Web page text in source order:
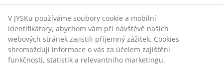
V JYSKu používáme soubory cookie a mobilní
identifikátory, abychom vám při návštěvě našich
webových stránek zajistili příjemný zážitek. Cookies
shromažďují informace o vás za účelem zajištění
funkčnosti, statistik a relevantního marketingu.